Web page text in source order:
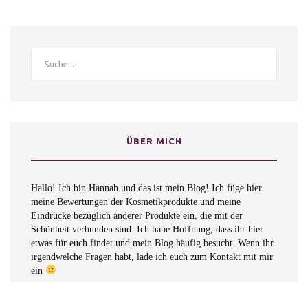
ÜBER MICH
Hallo! Ich bin Hannah und das ist mein Blog! Ich füge hier
meine Bewertungen der Kosmetikprodukte und meine
Eindrücke bezüglich anderer Produkte ein, die mit der
Schönheit verbunden sind. Ich habe Hoffnung, dass ihr hier
etwas für euch findet und mein Blog häufig besucht. Wenn ihr
irgendwelche Fragen habt, lade ich euch zum Kontakt mit mir
ein